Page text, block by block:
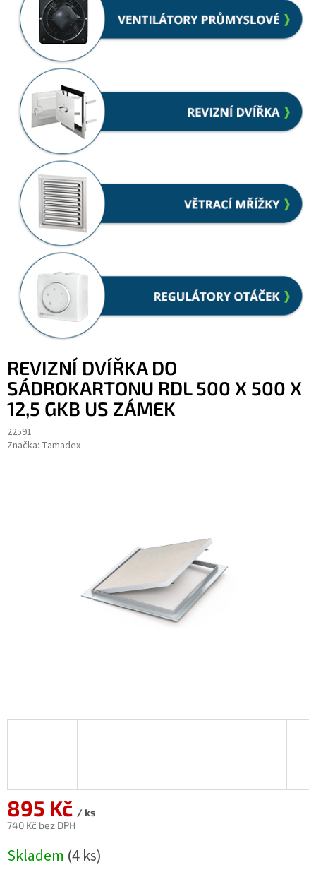
REVIZNÍ DVÍŘKA DO
SÁDROKARTONU RDL 500 X 500 X
12,5 GKB US ZÁMEK
22591
Značka: Tamadex
895 Kč / ks
740 Kč bez DPH
cena:
Skladem (4 ks)